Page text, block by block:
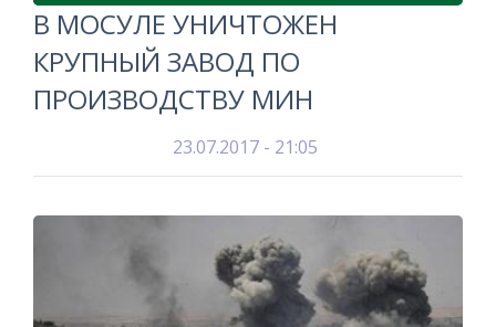
В МОСУЛЕ УНИЧТОЖЕН
КРУПНЫЙ ЗАВОД ПО
ПРОИЗВОДСТВУ МИН
23.07.2017 - 21:05